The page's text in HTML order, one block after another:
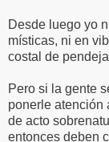
Desde luego yo
místicas, ni en
costal de
Pero si la gente
ponerle atención
de acto
entonces deben